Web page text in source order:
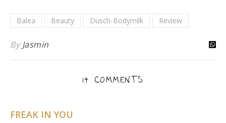
Balea Beauty Dusch-Bodymilk Review
ByJasmin
14 COMMENTS
FREAK IN YOU